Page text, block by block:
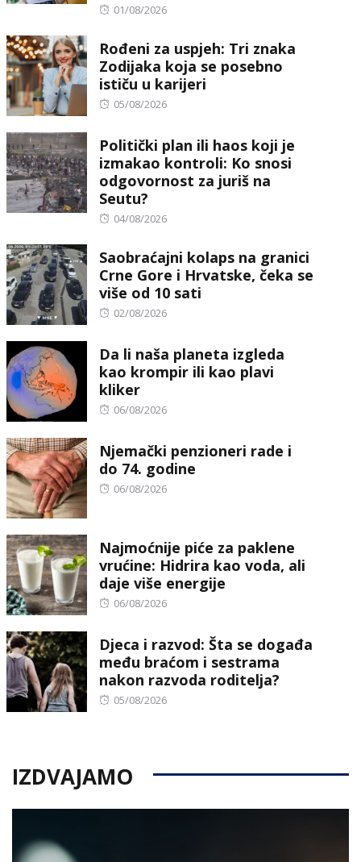
Posted
01/08/2026
Rođeni za uspjeh: Tri znaka
Zodijaka koja se posebno
ističu u karijeri
Posted
05/08/2026
Politički plan ili haos koji je
izmakao kontroli: Ko snosi
odgovornost za juriš na
Seutu?
Posted
04/08/2026
Saobraćajni kolaps na granici
Crne Gore i Hrvatske, čeka se
više od 10 sati
Posted
02/08/2026
Da li naša planeta izgleda
kao krompir ili kao plavi
kliker
Posted
06/08/2026
Njemački penzioneri rade i
do 74. godine
Posted
06/08/2026
Najmoćnije piće za paklene
vrućine: Hidrira kao voda, ali
daje više energije
Posted
06/08/2026
Djeca i razvod: Šta se događa
među braćom i sestrama
nakon razvoda roditelja?
Posted
05/08/2026
IZDVAJAMO